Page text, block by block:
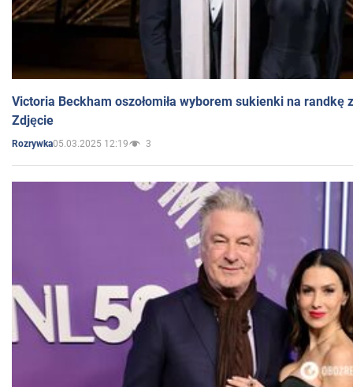
Victoria Beckham oszołomiła wyborem sukienki na randkę
Zdjęcie
Rozrywka05.03.2025 12:19 3